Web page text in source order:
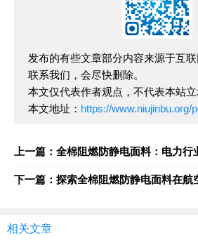
发布的有些文章部分内容来源于互
联系我们，会尽快删除。
本文仅代表作者观点，不代表本站立
本文地址： https://www.niujinbu.org/
上一篇：全棉阻燃防静电面料：电力
下一篇：探索全棉阻燃防静电面料在航
相关文章